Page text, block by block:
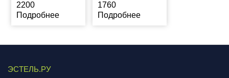
2200
Подробнее
1760
Подробнее
ЭСТЕЛЬ.РУ